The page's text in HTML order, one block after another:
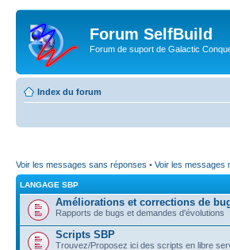
Forum SelfBuild
Forum de suport de Galactic
Index du forum
Voir les messages sans réponses • Voir les messages
LANGAGE SBP
Améliorations et corrections de
Rapports de bugs et demandes d'évolutions
Scripts SBP
Trouvez/Proposez ici des scripts en libre